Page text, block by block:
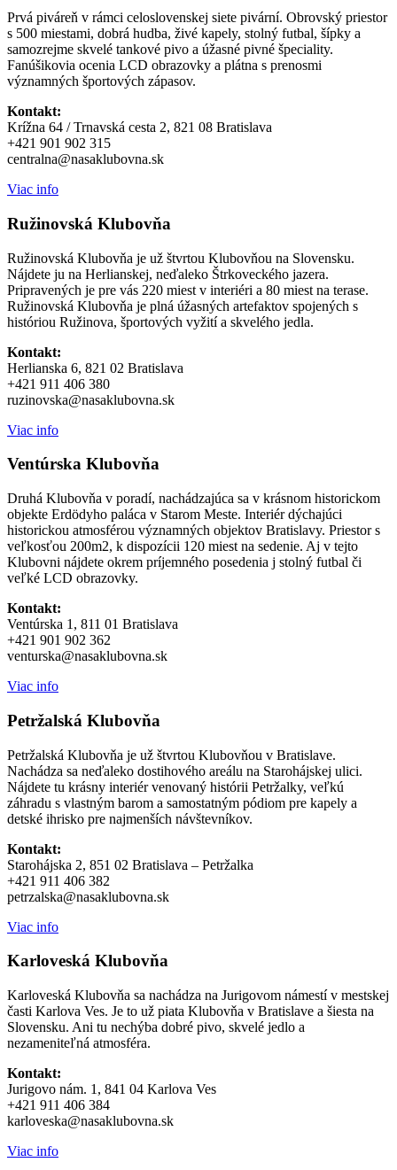
Prvá piváreň v rámci celoslovenskej siete pivární. Obrovský priestor
s 500 miestami, dobrá hudba, živé kapely, stolný futbal, šípky a
samozrejme skvelé tankové pivo a úžasné pivné špeciality.
Fanúšikovia ocenia LCD obrazovky a plátna s prenosmi
významných športových zápasov.
Kontakt:
Krížna 64 / Trnavská cesta 2, 821 08 Bratislava
+421 901 902 315
centralna@nasaklubovna.sk
Viac info
Ružinovská Klubovňa
Ružinovská Klubovňa je už štvrtou Klubovňou na Slovensku.
Nájdete ju na Herlianskej, neďaleko Štrkoveckého jazera.
Pripravených je pre vás 220 miest v interiéri a 80 miest na terase.
Ružinovská Klubovňa je plná úžasných artefaktov spojených s
históriou Ružinova, športových vyžití a skvelého jedla.
Kontakt:
Herlianska 6, 821 02 Bratislava
+421 911 406 380
ruzinovska@nasaklubovna.sk
Viac info
Ventúrska Klubovňa
Druhá Klubovňa v poradí, nachádzajúca sa v krásnom historickom
objekte Erdödyho paláca v Starom Meste. Interiér dýchajúci
historickou atmosférou významných objektov Bratislavy. Priestor s
veľkosťou 200m2, k dispozícii 120 miest na sedenie. Aj v tejto
Klubovni nájdete okrem príjemného posedenia j stolný futbal či
veľké LCD obrazovky.
Kontakt:
Ventúrska 1, 811 01 Bratislava
+421 901 902 362
venturska@nasaklubovna.sk
Viac info
Petržalská Klubovňa
Petržalská Klubovňa je už štvrtou Klubovňou v Bratislave.
Nachádza sa neďaleko dostihového areálu na Starohájskej ulici.
Nájdete tu krásny interiér venovaný histórii Petržalky, veľkú
záhradu s vlastným barom a samostatným pódiom pre kapely a
detské ihrisko pre najmenších návštevníkov.
Kontakt:
Starohájska 2, 851 02 Bratislava – Petržalka
+421 911 406 382
petrzalska@nasaklubovna.sk
Viac info
Karloveská Klubovňa
Karloveská Klubovňa sa nachádza na Jurigovom námestí v mestskej
časti Karlova Ves. Je to už piata Klubovňa v Bratislave a šiesta na
Slovensku. Ani tu nechýba dobré pivo, skvelé jedlo a
nezameniteľná atmosféra.
Kontakt:
Jurigovo nám. 1, 841 04 Karlova Ves
+421 911 406 384
karloveska@nasaklubovna.sk
Viac info